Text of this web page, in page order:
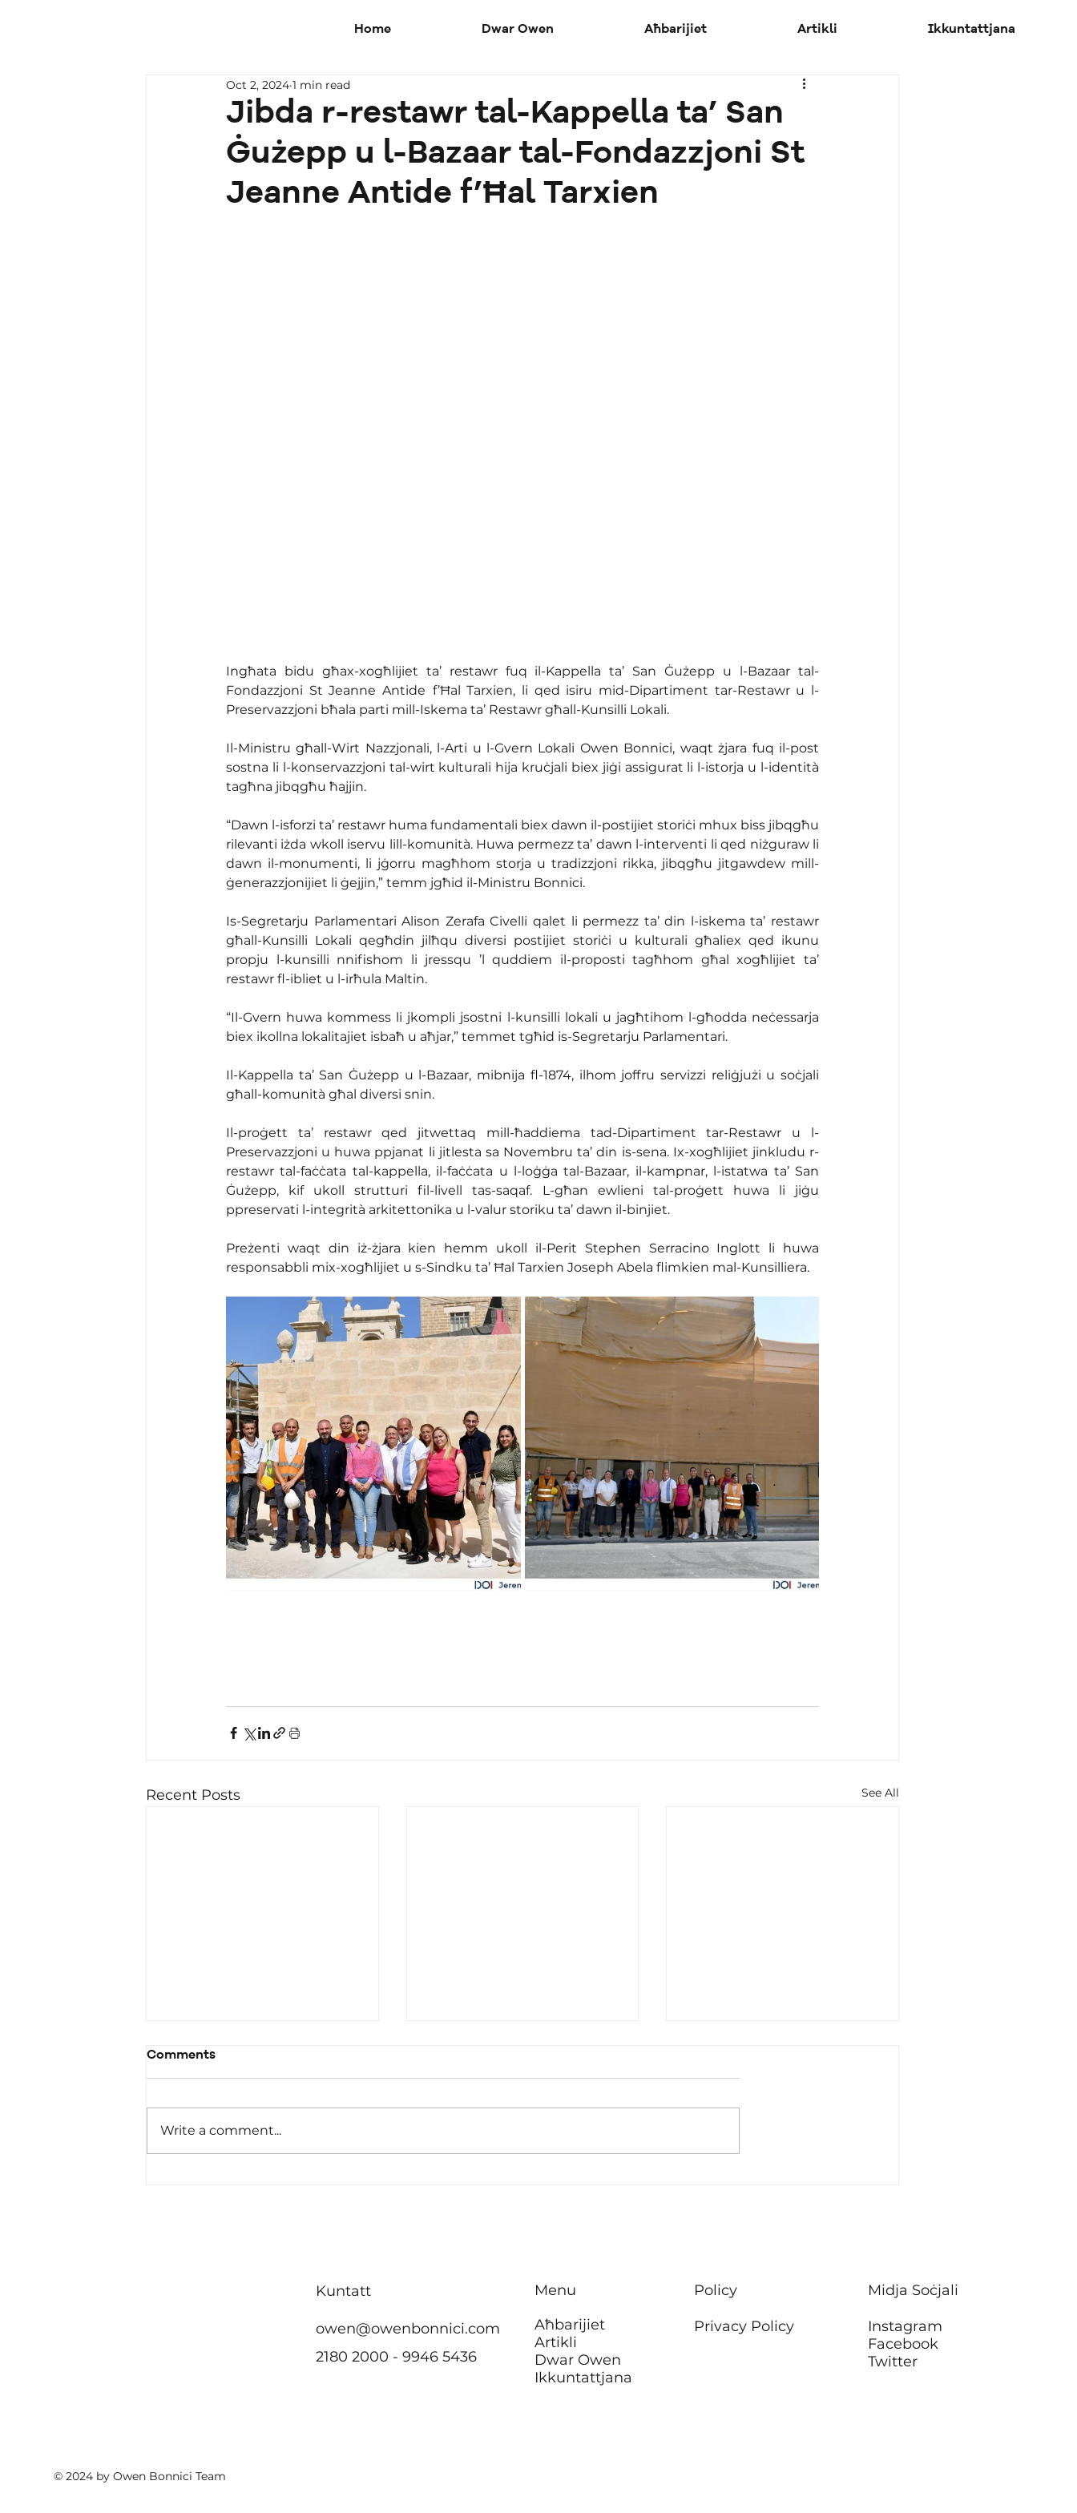
Home Dwar Owen Aħbarijiet Artikli Ikkuntattjana
Jibda r-restawr tal-Kappella ta’ San
Ġużepp u l-Bazaar tal-Fondazzjoni St
Jeanne Antide f’Ħal Tarxien
Oct 2, 2024 1 min read
Ingħata bidu għax-xogħlijiet ta’ restawr fuq il-Kappella ta’ San Ġużepp u l-Bazaar tal-
Fondazzjoni St Jeanne Antide f’Ħal Tarxien, li qed isiru mid-Dipartiment tar-Restawr u l-
Preservazzjoni bħala parti mill-Iskema ta’ Restawr għall-Kunsilli Lokali.
Il-Ministru għall-Wirt Nazzjonali, l-Arti u l-Gvern Lokali Owen Bonnici, waqt żjara fuq il-post
sostna li l-konservazzjoni tal-wirt kulturali hija kruċjali biex jiġi assigurat li l-istorja u l-identità
tagħna jibqgħu ħajjin.
“Dawn l-isforzi ta’ restawr huma fundamentali biex dawn il-postijiet storiċi mhux biss jibqgħu
rilevanti iżda wkoll iservu lill-komunità. Huwa permezz ta’ dawn l-interventi li qed niżguraw li
dawn il-monumenti, li jġorru magħhom storja u tradizzjoni rikka, jibqgħu jitgawdew mill-
ġenerazzjonijiet li ġejjin,” temm jgħid il-Ministru Bonnici.
Is-Segretarju Parlamentari Alison Zerafa Civelli qalet li permezz ta’ din l-iskema ta’ restawr
għall-Kunsilli Lokali qegħdin jilħqu diversi postijiet storiċi u kulturali għaliex qed ikunu
propju l-kunsilli nnifishom li jressqu ’l quddiem il-proposti tagħhom għal xogħlijiet ta’
restawr fl-ibliet u l-irħula Maltin.
“Il-Gvern huwa kommess li jkompli jsostni l-kunsilli lokali u jagħtihom l-għodda neċessarja
biex ikollna lokalitajiet isbaħ u aħjar,” temmet tgħid is-Segretarju Parlamentari.
Il-Kappella ta’ San Ġużepp u l-Bazaar, mibnija fl-1874, ilhom joffru servizzi reliġjużi u soċjali
għall-komunità għal diversi snin.
Il-proġett ta’ restawr qed jitwettaq mill-ħaddiema tad-Dipartiment tar-Restawr u l-
Preservazzjoni u huwa ppjanat li jitlesta sa Novembru ta’ din is-sena. Ix-xogħlijiet jinkludu r-
restawr tal-faċċata tal-kappella, il-faċċata u l-loġġa tal-Bazaar, il-kampnar, l-istatwa ta’ San
Ġużepp, kif ukoll strutturi fil-livell tas-saqaf. L-għan ewlieni tal-proġett huwa li jiġu
ppreservati l-integrità arkitettonika u l-valur storiku ta’ dawn il-binjiet.
Preżenti waqt din iż-żjara kien hemm ukoll il-Perit Stephen Serracino Inglott li huwa
responsabbli mix-xogħlijiet u s-Sindku ta’ Ħal Tarxien Joseph Abela flimkien mal-Kunsilliera.
Recent Posts See All
Awtorità tad-Djar
Comments
Write a comment...
© 2024 by Owen Bonnici Team
Kuntatt
owen@owenbonnici.com
2180 2000 - 9946 5436
Menu
Aħbarijiet
Artikli
Dwar Owen
Ikkuntattjana
Policy
Privacy Policy
Midja Soċjali
Instagram
Facebook
Twitter